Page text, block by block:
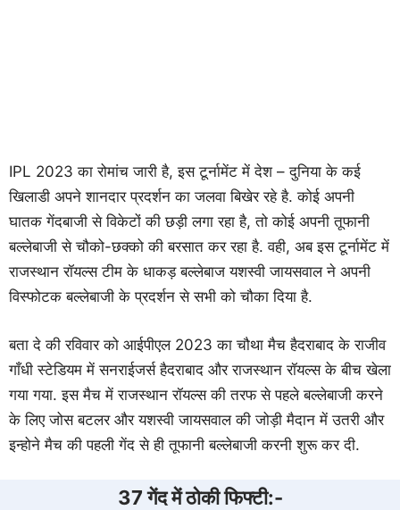
IPL 2023 का रोमांच जारी है, इस टूर्नामेंट में देश – दुनिया के कई
खिलाडी अपने शानदार प्रदर्शन का जलवा बिखेर रहे है. कोई अपनी
घातक गेंदबाजी से विकेटों की छड़ी लगा रहा है, तो कोई अपनी तूफानी
बल्लेबाजी से चौको-छक्को की बरसात कर रहा है. वही, अब इस टूर्नामेंट में
राजस्थान रॉयल्स टीम के धाकड़ बल्लेबाज यशस्वी जायसवाल ने अपनी
विस्फोटक बल्लेबाजी के प्रदर्शन से सभी को चौका दिया है.
बता दे की रविवार को आईपीएल 2023 का चौथा मैच हैदराबाद के राजीव
गाँधी स्टेडियम में सनराईजर्स हैदराबाद और राजस्थान रॉयल्स के बीच खेला
गया गया. इस मैच में राजस्थान रॉयल्स की तरफ से पहले बल्लेबाजी करने
के लिए जोस बटलर और यशस्वी जायसवाल की जोड़ी मैदान में उतरी और
इन्होने मैच की पहली गेंद से ही तूफानी बल्लेबाजी करनी शुरू कर दी.
37 गेंद में ठोकी फिफ्टी:-